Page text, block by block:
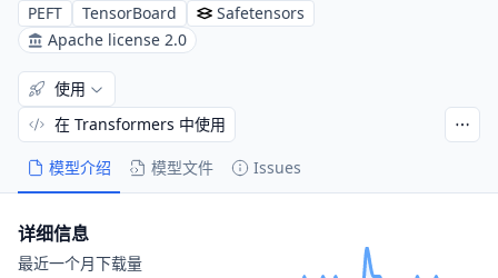
PEFT
TensorBoard
Safetensors
Apache license 2.0
模型介绍 模型文件 Issues
使用
在 Transformers 中使用
详细信息
最近一个月下载量